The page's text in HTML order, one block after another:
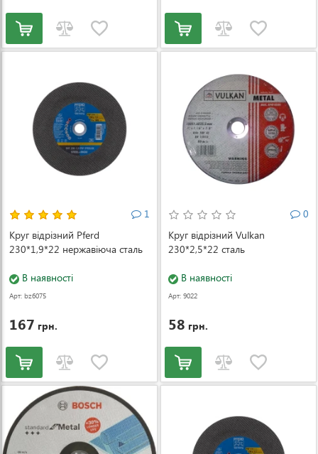
1
Круг відрізний Pferd
230*1,9*22 нержавіюча сталь
В наявності
Арт: bz6075
167 грн.
0
Круг відрізний Vulkan
230*2,5*22 сталь
В наявності
Арт: 9022
58 грн.